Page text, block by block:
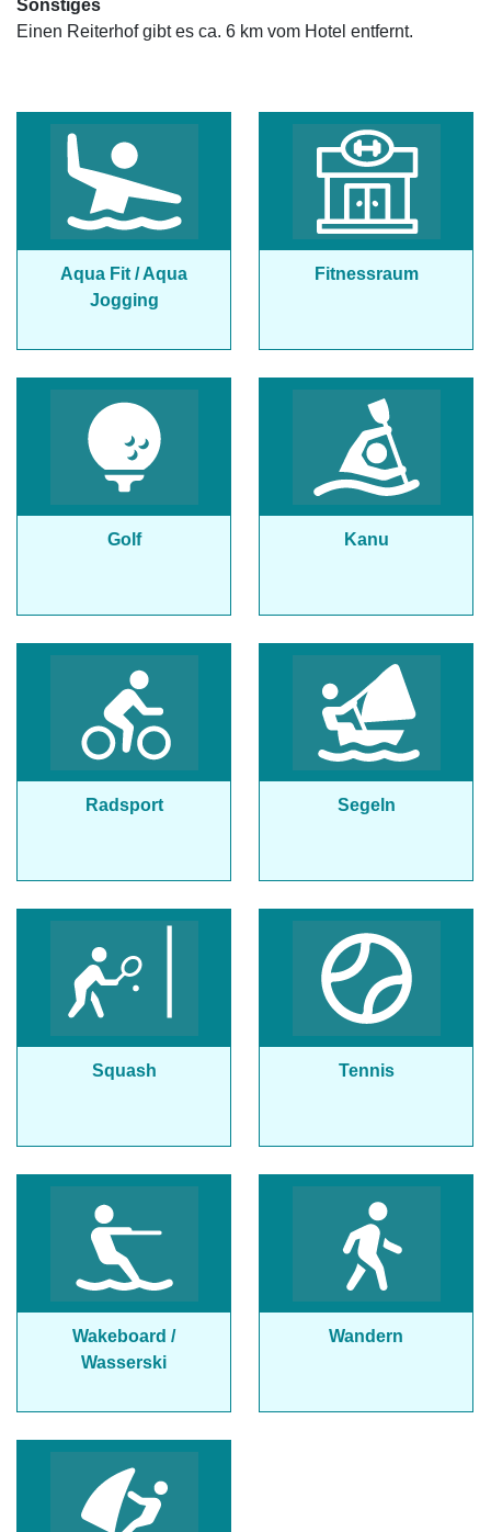
Sonstiges
Einen Reiterhof gibt es ca. 6 km vom Hotel entfernt.
Aqua Fit / Aqua
Jogging
Fitnessraum
Golf Kanu
Radsport Segeln
Squash Tennis
Wakeboard /
Wasserski
Wandern